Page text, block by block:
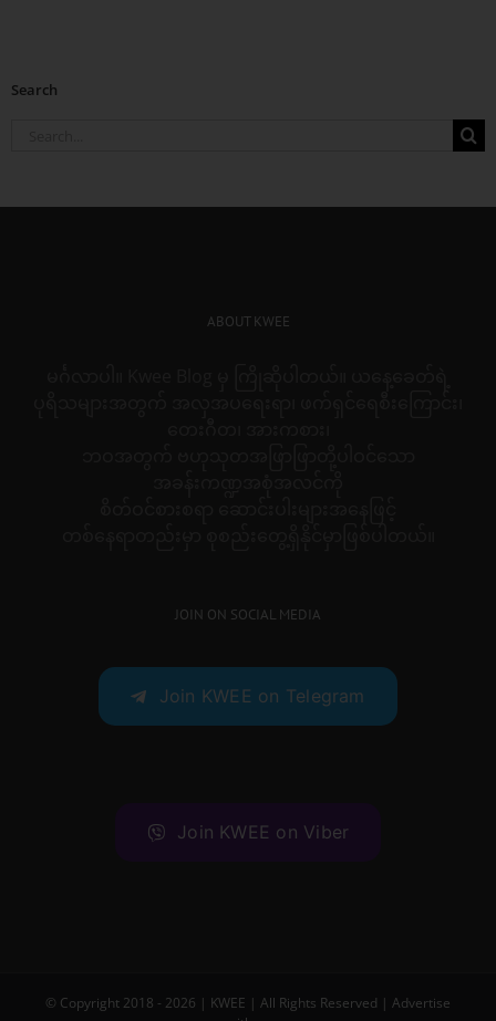
Search
ABOUT KWEE
JOIN ON SOCIAL MEDIA
Join KWEE on Telegram
Join KWEE on Viber
© Copyright 2018 - 2026 | KWEE | All Rights Reserved | Advertise